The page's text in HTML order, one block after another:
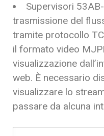
Supervisori
trasmissione del
tramite protocollo
il formato video
visualizzazione
web. È necessario
visualizzare lo
passare da alcuna